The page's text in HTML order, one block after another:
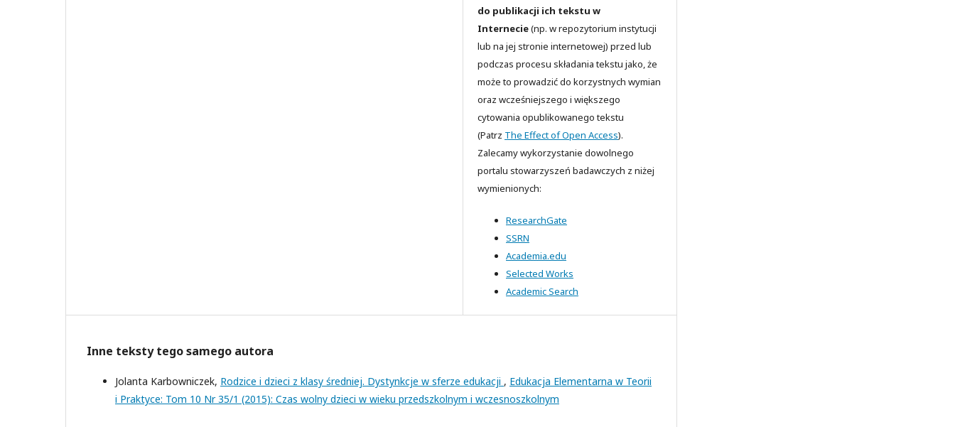
do publikacji ich tekstu w
Internecie(np. w repozytorium instytucji
lub na jej stronie internetowej) przed lub
podczas procesu składania tekstu jako, że
może to prowadzić do korzystnych wymian
oraz wcześniejszego i większego
cytowania opublikowanego tekstu
(Patrz The Effect of Open Access).
Zalecamy wykorzystanie dowolnego
portalu stowarzyszeń badawczych z niżej
wymienionych:
ResearchGate
SSRN
Academia.edu
Selected Works
Academic Search
Inne teksty tego samego autora
Jolanta Karbowniczek, Rodzice i dzieci z klasy średniej. Dystynkcje w sferze edukacji , Edukacja Elementarna w Teorii
i Praktyce: Tom 10 Nr 35/1 (2015): Czas wolny dzieci w wieku przedszkolnym i wczesnoszkolnym